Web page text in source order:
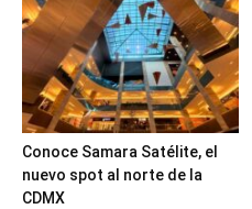
Conoce Samara Satélite, el
nuevo spot al norte de la
CDMX